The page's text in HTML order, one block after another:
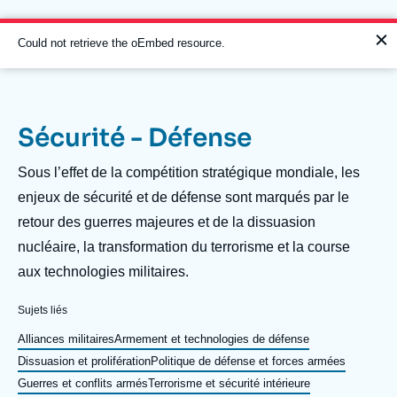
au
contenu
principal
Navigation
principale
L'Ifri
Analyses
Événements
À propos de l'Ifri
L'Ifri en bref
Recherches fréquentes
Message
d'erreur
Could not retrieve the oEmbed resource.
Sécurité - Défense
Description
Sous l’effet de la compétition stratégique mondiale, les
enjeux de sécurité et de défense sont marqués par le
retour des guerres majeures et de la dissuasion
nucléaire, la transformation du terrorisme et la course
aux technologies militaires.
Sujets liés
Alliances militairesArmement et technologies de défense
Dissuasion et proliférationPolitique de défense et forces armées
Guerres et conflits armésTerrorisme et sécurité intérieure